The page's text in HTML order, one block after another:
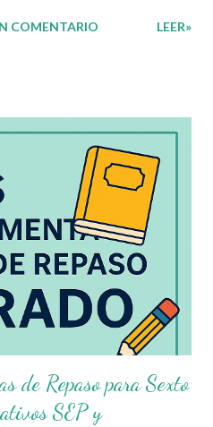
para sexto grado de
y cursos online para niños .
que contar con recursos
el aprendizaje es
con ustedes unas
para Sexto Grado de
las cuales abarcan los
por...
COMENTARIO LEER»
de Repaso para Sexto
SEP y